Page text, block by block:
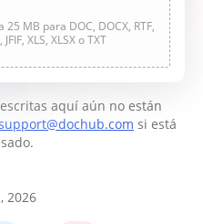
MB para DOC, DOCX, RTF,
XLS, XLSX o TXT
aquí aún no están
si está
2026